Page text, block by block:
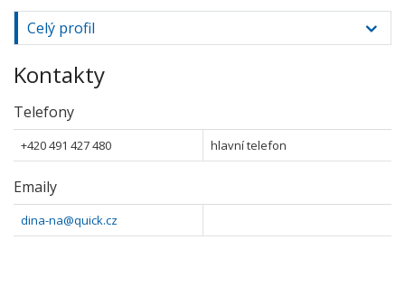
Celý profil
Kontakty
Telefony
+420 491 427 480 hlavní telefon
Emaily
dina-na@quick.cz